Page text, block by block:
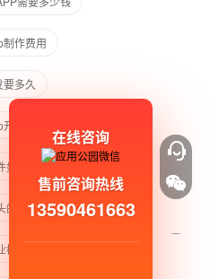
作费用
多久
发
如何分享出去盈利
的软件
式
在线咨询
售前咨询热线
13590461663